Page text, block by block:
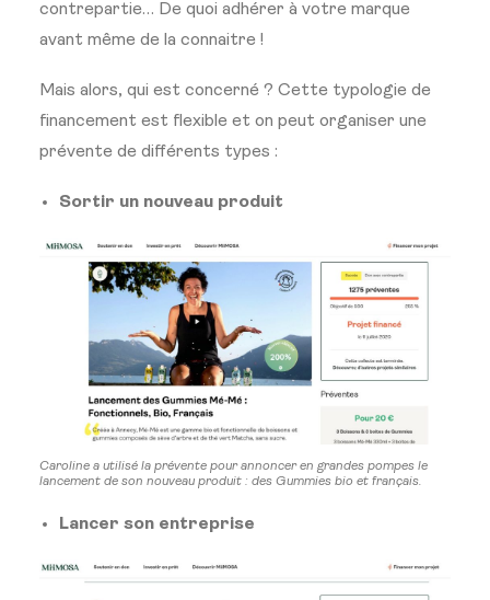
contrepartie… De quoi adhérer à votre marque
avant même de la connaitre !
Mais alors, qui est concerné ? Cette typologie de
financement est flexible et on peut organiser une
prévente de différents types :
Sortir un nouveau produit
Caroline a utilisé la prévente pour annoncer en grandes pompes le
lancement de son nouveau produit : des Gummies bio et français.
Lancer son entreprise